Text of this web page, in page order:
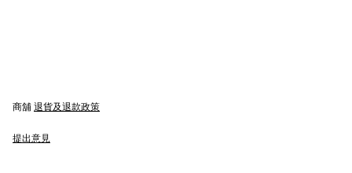
商舖 退貨及退款政策
提出意見